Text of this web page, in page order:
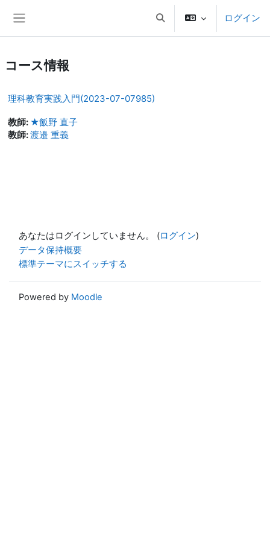
検索入力に切り替えるログイン
コース情報
理科教育実践入門(2023-07-07985)
教師: ★飯野 直子
教師:渡邉 重義
あなたはログインしていません。 (ログイン)
データ保持概要
標準テーマにスイッチする
Powered by Moodle